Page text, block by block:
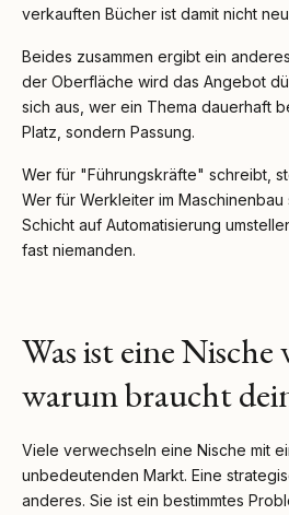
verkauften Bücher ist damit nicht
Beides zusammen ergibt ein
der Oberfläche wird das Angebot
sich aus, wer ein Thema dauerhaft
Platz, sondern Passung.
Wer für "Führungskräfte" schreibt,
Wer für Werkleiter im
Schicht auf Automatisierung
fast niemanden.
Was ist eine
warum braucht
Viele verwechseln eine Nische mit
unbedeutenden Markt. Eine
anderes. Sie ist ein bestimmtes